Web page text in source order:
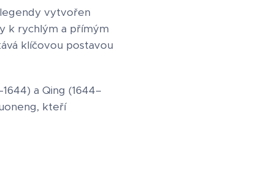
legendy vytvořen
k rychlým a přímým
klíčovou postavou
a Qing (1644–
kteří